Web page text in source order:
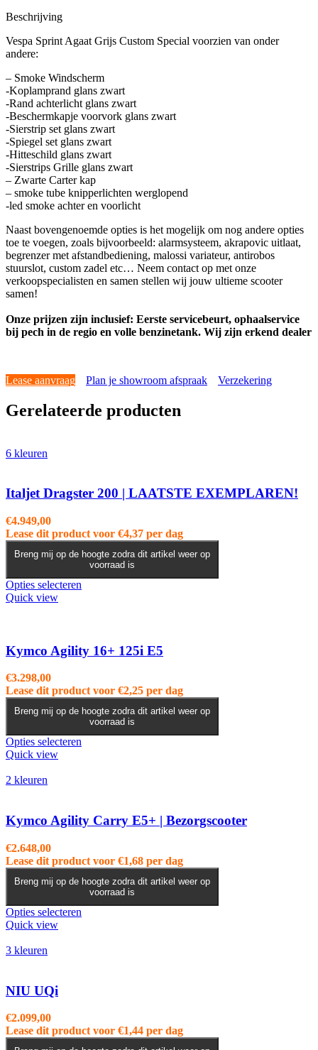
Beschrijving
Vespa Sprint Agaat Grijs Custom Special voorzien van onder
andere:
– Smoke Windscherm
-Koplamprand glans zwart
-Rand achterlicht glans zwart
-Beschermkapje voorvork glans zwart
-Sierstrip set glans zwart
-Spiegel set glans zwart
-Hitteschild glans zwart
-Sierstrips Grille glans zwart
– Zwarte Carter kap
– smoke tube knipperlichten werglopend
-led smoke achter en voorlicht
Naast bovengenoemde opties is het mogelijk om nog andere opties
toe te voegen, zoals bijvoorbeeld: alarmsysteem, akrapovic uitlaat,
begrenzer met afstandbediening, malossi variateur, antirobos
stuurslot, custom zadel etc… Neem contact op met onze
verkoopspecialisten en samen stellen wij jouw ultieme scooter
samen!
Onze prijzen zijn inclusief: Eerste servicebeurt, ophaalservice
bij pech in de regio en volle benzinetank. Wij zijn erkend dealer
Lease aanvraag Plan je showroom afspraak Verzekering
Gerelateerde producten
6 kleuren
Italjet Dragster 200 | LAATSTE EXEMPLAREN!
€4.949,00
Lease dit product voor €4,37 per dag
Breng mij op de hoogte zodra dit artikel weer op
voorraad is
Opties selecteren
Deze
optie
gekozen
worden
op
de
productpagina
Quick view
Kymco Agility 16+ 125i E5
€3.298,00
Lease dit product voor €2,25 per dag
Breng mij op de hoogte zodra dit artikel weer op
voorraad is
Opties selecteren
optie
kan
worden
op
de
productpagina
Quick view
2 kleuren
Kymco Agility Carry E5+ | Bezorgscooter
€2.648,00
Lease dit product voor €1,68 per dag
Breng mij op de hoogte zodra dit artikel weer op
voorraad is
Opties selecteren
worden
op
Quick view
3 kleuren
NIU UQi
€2.099,00
Lease dit product voor €1,44 per dag